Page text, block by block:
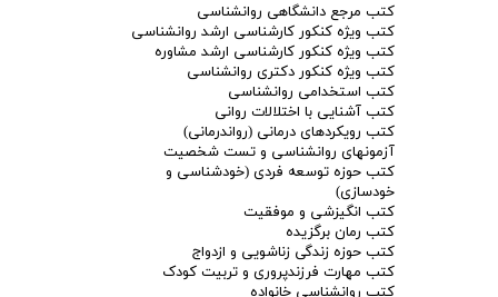
کتب مرجع دانشگاهی روانشناسی
کتب ویژه کنکور کارشناسی ارشد روانشناسی
کتب ویژه کنکور کارشناسی ارشد مشاوره
کتب ویژه کنکور دکتری روانشناسی
کتب استخدامی روانشناسی
کتب آشنایی با اختلالات روانی
کتب رویکردهای درمانی (رواندرمانی)
آزمونهای روانشناسی و تست شخصیت
کتب حوزه توسعه فردی (خودشناسی و
خودسازی)
کتب انگیزشی و موفقیت
کتب رمان برگزیده
کتب حوزه زندگی زناشویی و ازدواج
کتب مهارت فرزندپروری و تربیت کودک
کتب روانشناسی خانواده